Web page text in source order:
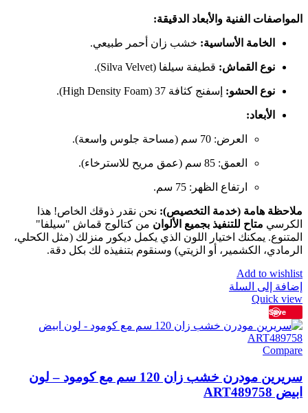
المواصفات الفنية والأبعاد الدقيقة:
الخامة الأساسية: خشب زان أحمر طبيعي.
نوع القماش: قطيفة سيلفا (Silva Velvet).
نوع الحشو: إسفنج كثافة 37 (High Density Foam).
الأبعاد:
العرض: 70 سم (مساحة جلوس واسعة).
العمق: 85 سم (عمق مريح للاسترخاء).
ارتفاع الظهر: 75 سم.
ملاحظة هامة (خدمة التخصيص): نحن نقدر ذوقك الخاص! هذا
الكرسي متاح للتنفيذ بجميع الألوان من كتالوج قماش "سيلفا"
المتنوع. يمكنك اختيار اللون الذي يكمل ديكور منزلك (مثل الكحلي،
الرمادي، الكشمير، أو الزيتي) وسنقوم بتنفيذه لك بكل دقة.
Add to wishlist
إضافة إلى السلة
Quick view
Save
Compare
سريرين مودرن خشب زان 120 سم مع كومود – لون
ابيض ART489758